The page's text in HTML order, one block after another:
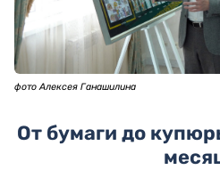
фото Алексея Ганашилина
От бумаги до